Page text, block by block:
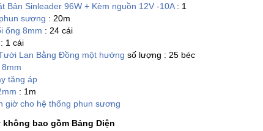
Bản Sinleader 96W + Kèm nguồn 12V -10A: 1
sương : 20m
ống 8mm : 24 cái
: 1 cái
Lan Bằng Đồng một hướng số lượng : 25 béc
tăng áp
: 1m
giờ cho hệ thống phun sương
bao gồm Bảng Diện